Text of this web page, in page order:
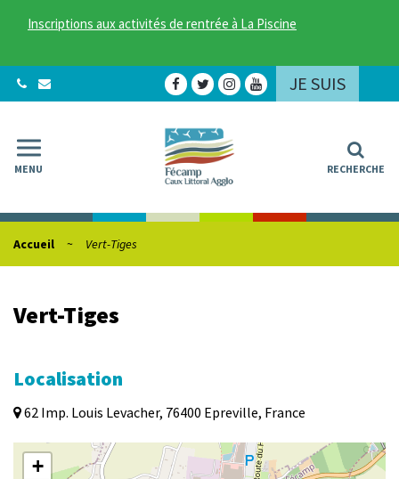
Inscriptions aux activités de rentrée à La Piscine
JE SUIS
Lien
le
compte
Facebook
Lien
le
compte
Twitter
Lien
compte
Lien
MENU RECHERCHE
Accueil Vert-Tiges
Vert-Tiges
Localisation
62 Imp. Louis Levacher, 76400 Epreville, France
+